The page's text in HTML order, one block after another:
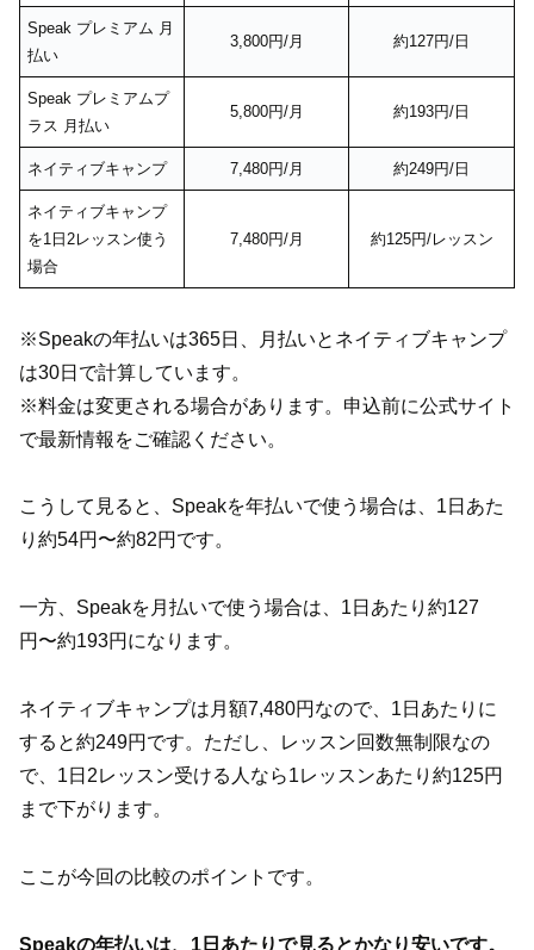
Speak プレミアム 月
払い
3,800円/月 約127円/日
Speak プレミアムプ
ラス 月払い
5,800円/月 約193円/日
ネイティブキャンプ 7,480円/月 約249円/日
ネイティブキャンプ
を1日2レッスン使う
場合
7,480円/月 約125円/レッスン
※Speakの年払いは365日、月払いとネイティブキャンプ
は30日で計算しています。
※料金は変更される場合があります。申込前に公式サイト
で最新情報をご確認ください。
こうして見ると、Speakを年払いで使う場合は、1日あた
り約54円〜約82円です。
一方、Speakを月払いで使う場合は、1日あたり約127
円〜約193円になります。
ネイティブキャンプは月額7,480円なので、1日あたりに
すると約249円です。ただし、レッスン回数無制限なの
で、1日2レッスン受ける人なら1レッスンあたり約125円
まで下がります。
ここが今回の比較のポイントです。
Speakの年払いは、1日あたりで見るとかなり安いです。